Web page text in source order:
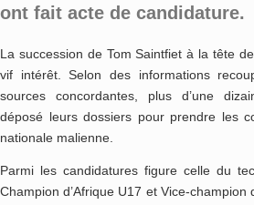
ont fait acte de candidature.
La succession de Tom Saintfiet à la tête
vif intérêt. Selon des informations
sources concordantes, plus d’une
déposé leurs dossiers pour prendre les
nationale malienne.
Parmi les candidatures figure celle du
Champion d’Afrique U17 et Vice-